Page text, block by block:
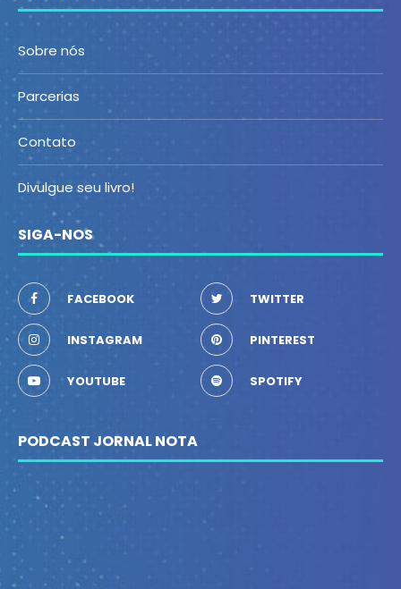
Sobre nós
Parcerias
Contato
Divulgue seu livro!
SIGA-NOS
FACEBOOK TWITTER
INSTAGRAM PINTEREST
YOUTUBE SPOTIFY
PODCAST JORNAL NOTA